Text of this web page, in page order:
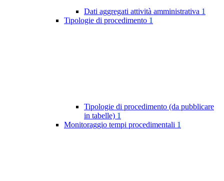
Dati aggregati attività amministrativa 1
Tipologie di procedimento 1
Tipologie di procedimento (da pubblicare
in tabelle) 1
Monitoraggio tempi procedimentali 1